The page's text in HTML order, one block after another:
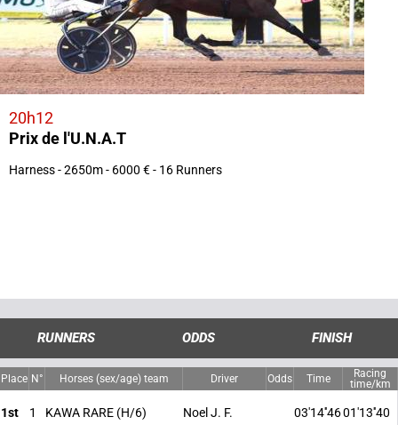
20h12
Prix de l'U.N.A.T
Harness - 2650m - 6000 € - 16 Runners
RUNNERS ODDS FINISH
Place N° Horses (sex/age) team Driver Odds Time
Racing
time/km
1st 1 KAWA RARE (H/6) Noel J. F. 03'14''4601'13''40